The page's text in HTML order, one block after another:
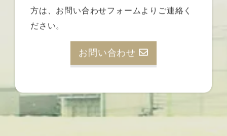
方は、お問い合わせフォームよりご連絡く
ださい。
お問い合わせ